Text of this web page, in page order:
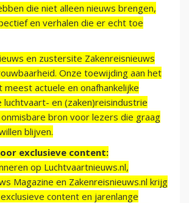
die niet alleen nieuws brengen,
en verhalen die er echt toe
en zustersite Zakenreisnieuws
Onze toewijding aan het
meest actuele en onafhankelijke
luchtvaart- en (zaken)reisindustrie
bron voor lezers die graag
blijven.
exclusieve content:
op Luchtvaartnieuws.nl,
Magazine en Zakenreisnieuws.nl krijg
content en jarenlange